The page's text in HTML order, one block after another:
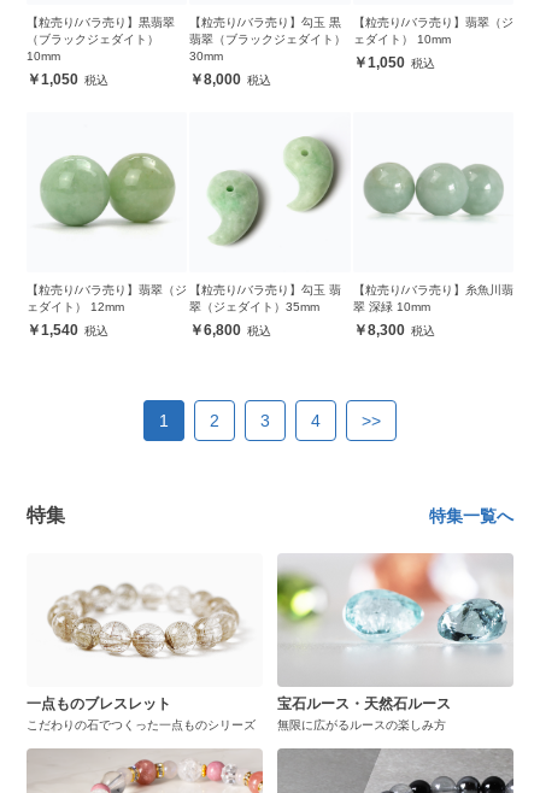
【粒売り/バラ売り】黒翡翠
（ブラックジェダイト）
10mm
1,050
【粒売り/バラ売り】勾玉 黒
翡翠（ブラックジェダイト）
30mm
8,000
【粒売り/バラ売り】翡翠（ジ
ェダイト） 10mm
1,050
【粒売り/バラ売り】翡翠（ジ
ェダイト） 12mm
1,540
【粒売り/バラ売り】勾玉 翡
翠（ジェダイト）35mm
6,800
【粒売り/バラ売り】糸魚川翡
翠 深緑 10mm
8,300
1 2 3 4 >>
特集 特集一覧へ
一点ものブレスレット
こだわりの石でつくった一点ものシリーズ
宝石ルース・天然石ルース
無限に広がるルースの楽しみ方